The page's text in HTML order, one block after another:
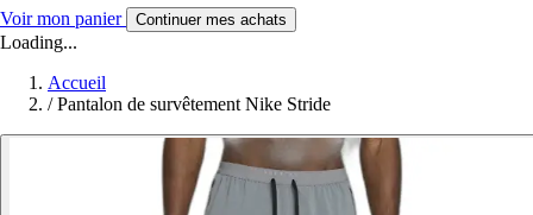
Voir mon panier Continuer mes achats
Loading...
Accueil
/ Pantalon de survêtement Nike Stride